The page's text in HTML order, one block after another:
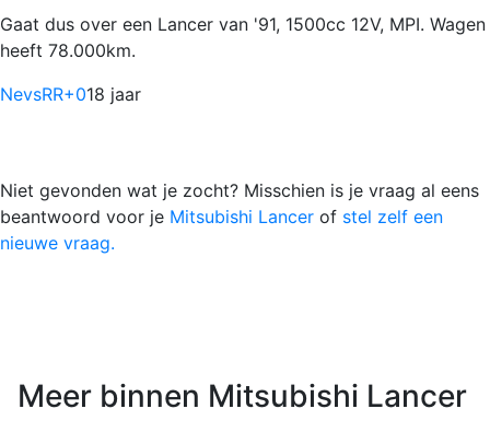
Gaat dus over een Lancer van '91, 1500cc 12V, MPI. Wagen
heeft 78.000km.
NevsRR+018 jaar
Niet gevonden wat je zocht? Misschien is je vraag al eens
beantwoord voor je Mitsubishi Lancer of stel zelf een
nieuwe vraag.
Meer binnen Mitsubishi Lancer